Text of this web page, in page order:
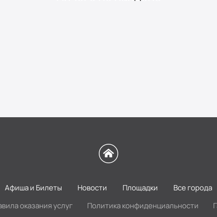
Афиша и Билеты Новости Площадки
Все города
оказания услуг Политика конфиденциальности